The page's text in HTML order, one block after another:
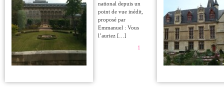
national depuis un
point de vue inédit,
proposé par
Emmanuel : Vous
l’auriez […]
1